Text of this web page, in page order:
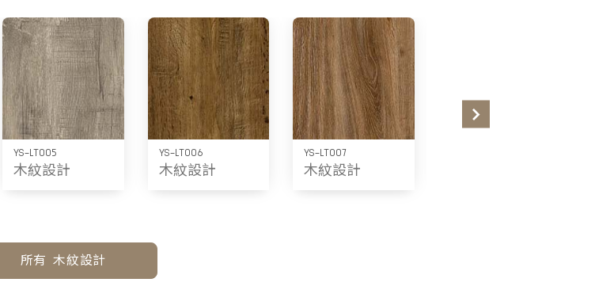
YS-LT005
木紋設計
YS-LT006
木紋設計
YS-LT007
木紋設計
所有 木紋設計